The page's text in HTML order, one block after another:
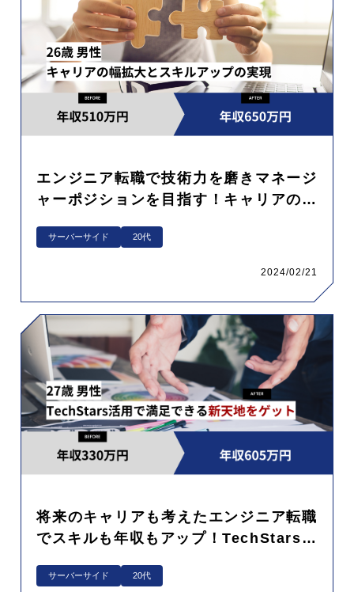
エンジニア転職で技術力を磨きマネージ
ャーポジションを目指す！キャリアの幅
サーバーサイド 20代
2024/02/21
将来のキャリアも考えたエンジニア転職
でスキルも年収もアップ！TechStars活
サーバーサイド 20代